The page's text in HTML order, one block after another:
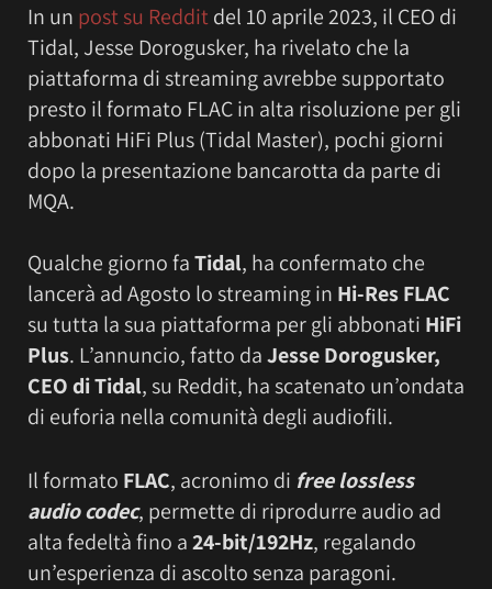
In un post su Redditdel 10 aprile 2023, il CEO di
Tidal, Jesse Dorogusker, ha rivelato che la
piattaforma di streaming avrebbe supportato
presto il formato FLAC in alta risoluzione per gli
abbonati HiFi Plus (Tidal Master), pochi giorni
dopo la presentazione bancarotta da parte di
MQA.
Qualche giorno faTidal, ha confermato che
lancerà ad Agosto lo streaming in Hi-Res FLAC
su tutta la sua piattaforma per gli abbonati HiFi
Plus. L’annuncio, fatto daJesse Dorogusker,
CEO di Tidal, su Reddit, ha scatenato un’ondata
di euforia nella comunità degli audiofili.
Il formato FLAC, acronimo di free lossless
audio codec, permette di riprodurre audio ad
alta fedeltà fino a24-bit/192Hz, regalando
un’esperienza di ascolto senza paragoni.